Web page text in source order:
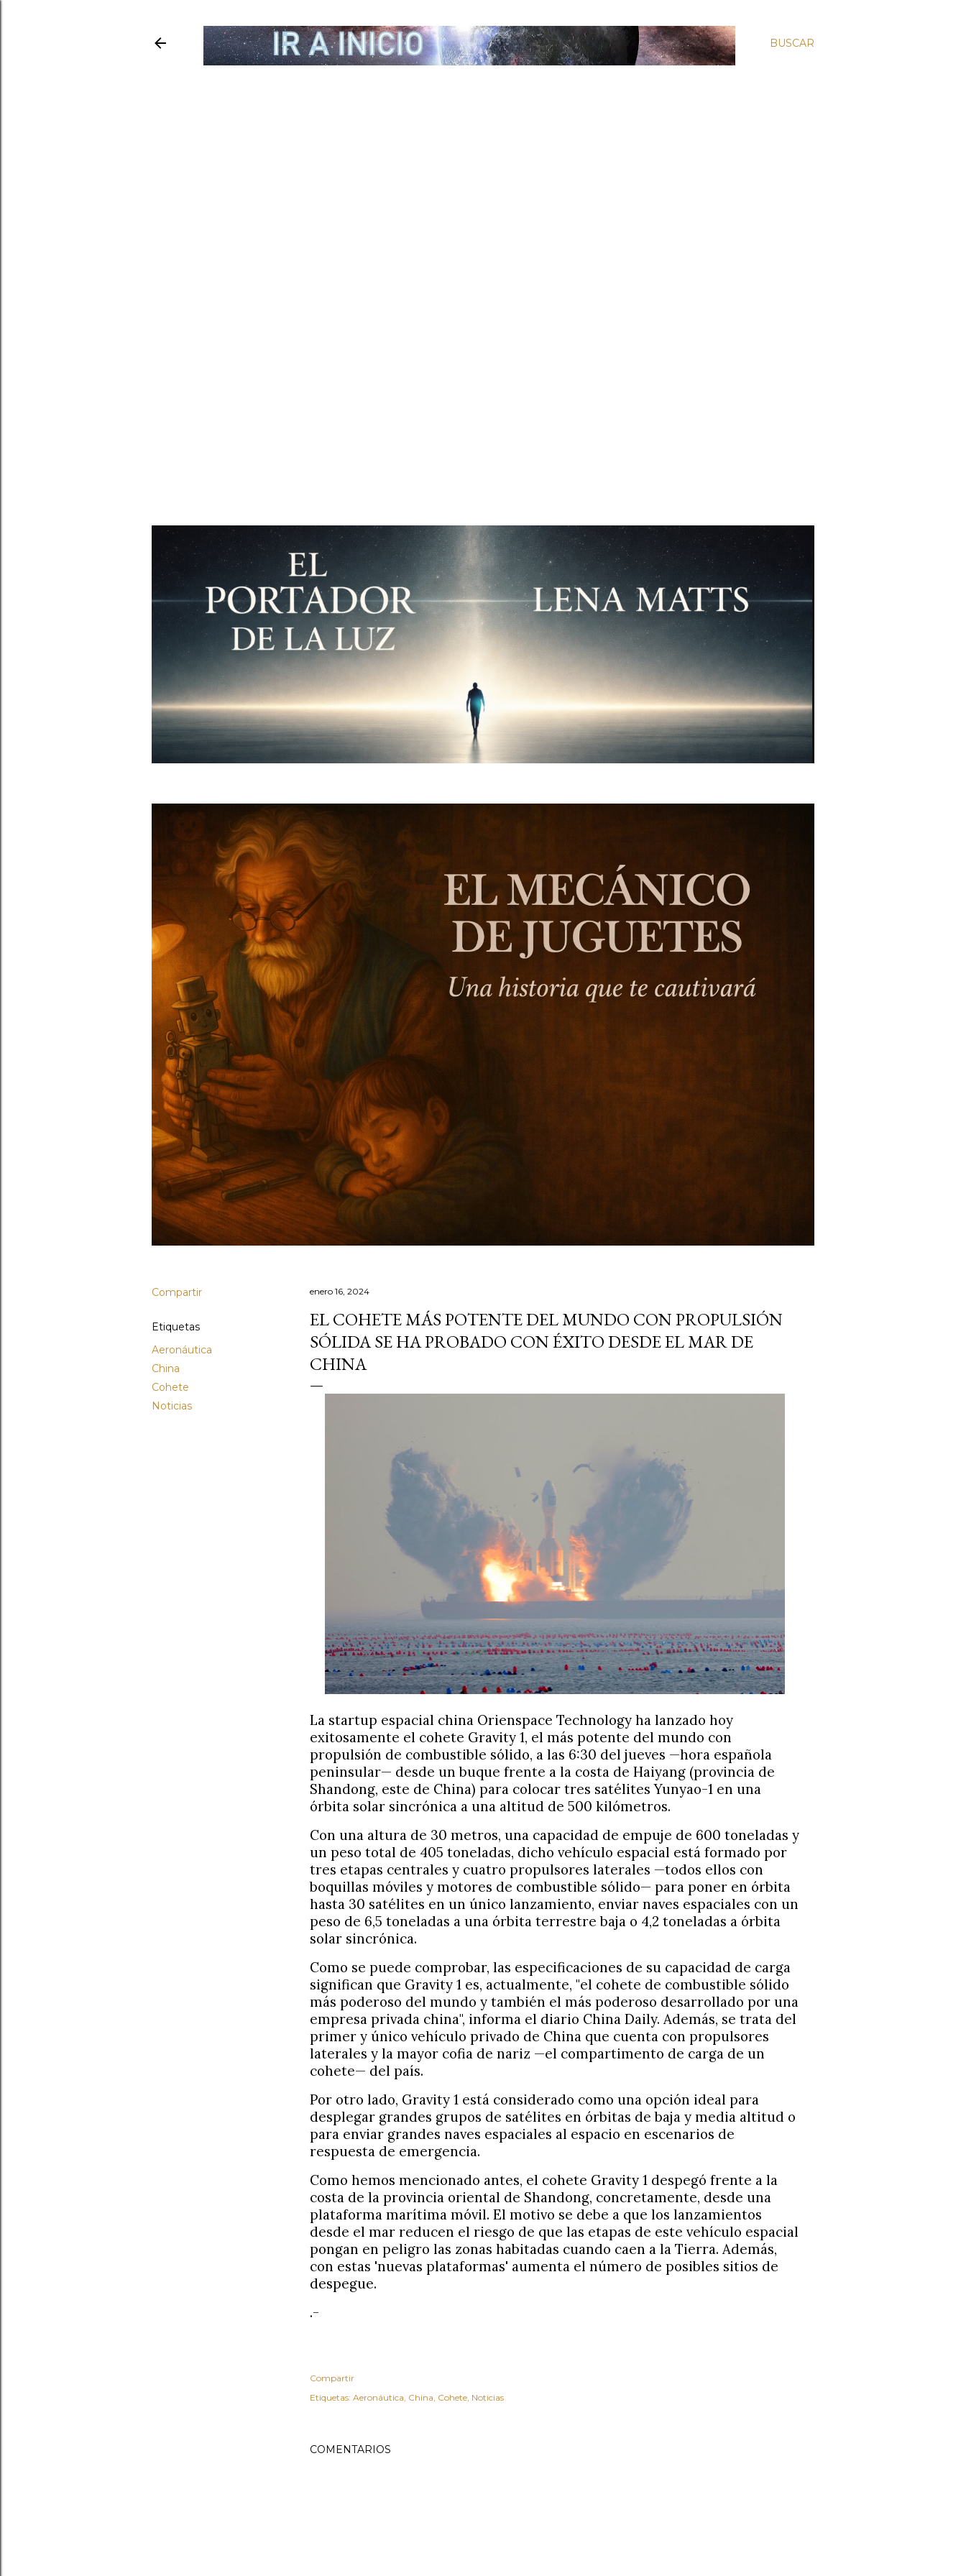
BUSCAR
Compartir
Etiquetas
Aeronáutica
China
Cohete
Noticias
enero 16, 2024
EL COHETE MÁS POTENTE DEL MUNDO CON PROPULSIÓN
SÓLIDA SE HA PROBADO CON ÉXITO DESDE EL MAR DE
CHINA
La startup espacial china Orienspace Technology ha lanzado hoy
exitosamente el cohete Gravity 1, el más potente del mundo con
propulsión de combustible sólido, a las 6:30 del jueves —hora española
peninsular— desde un buque frente a la costa de Haiyang (provincia de
Shandong, este de China) para colocar tres satélites Yunyao-1 en una
órbita solar sincrónica a una altitud de 500 kilómetros.
Con una altura de 30 metros, una capacidad de empuje de 600 toneladas y
un peso total de 405 toneladas, dicho vehículo espacial está formado por
tres etapas centrales y cuatro propulsores laterales —todos ellos con
boquillas móviles y motores de combustible sólido— para poner en órbita
hasta 30 satélites en un único lanzamiento, enviar naves espaciales con un
peso de 6,5 toneladas a una órbita terrestre baja o 4,2 toneladas a órbita
solar sincrónica.
Como se puede comprobar, las especificaciones de su capacidad de carga
significan que Gravity 1 es, actualmente, "el cohete de combustible sólido
más poderoso del mundo y también el más poderoso desarrollado por una
empresa privada china", informa el diario China Daily. Además, se trata del
primer y único vehículo privado de China que cuenta con propulsores
laterales y la mayor cofia de nariz —el compartimento de carga de un
cohete— del país.
Por otro lado, Gravity 1 está considerado como una opción ideal para
desplegar grandes grupos de satélites en órbitas de baja y media altitud o
para enviar grandes naves espaciales al espacio en escenarios de
respuesta de emergencia.
Como hemos mencionado antes, el cohete Gravity 1 despegó frente a la
costa de la provincia oriental de Shandong, concretamente, desde una
plataforma marítima móvil. El motivo se debe a que los lanzamientos
desde el mar reducen el riesgo de que las etapas de este vehículo espacial
pongan en peligro las zonas habitadas cuando caen a la Tierra. Además,
con estas 'nuevas plataformas' aumenta el número de posibles sitios de
despegue.
.-
Compartir
Etiquetas: Aeronáutica China Cohete Noticias
COMENTARIOS